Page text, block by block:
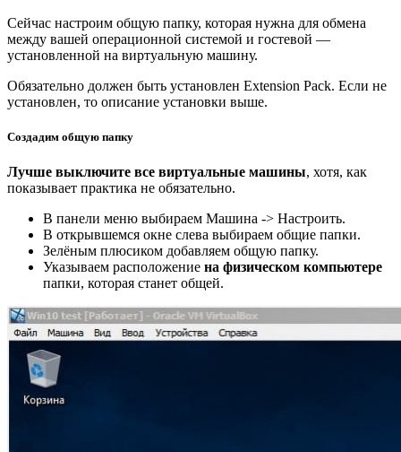
Сейчас настроим общую папку, которая нужна для обмена
между вашей операционной системой и гостевой —
установленной на виртуальную машину.
Обязательно должен быть установлен Extension Pack. Если не
установлен, то описание установки выше.
Создадим общую папку
Лучше выключите все виртуальные машины, хотя, как
показывает практика не обязательно.
В панели меню выбираем Машина -> Настроить.
В открывшемся окне слева выбираем общие папки.
Зелёным плюсиком добавляем общую папку.
Указываем расположение на физическом компьютере
папки, которая станет общей.